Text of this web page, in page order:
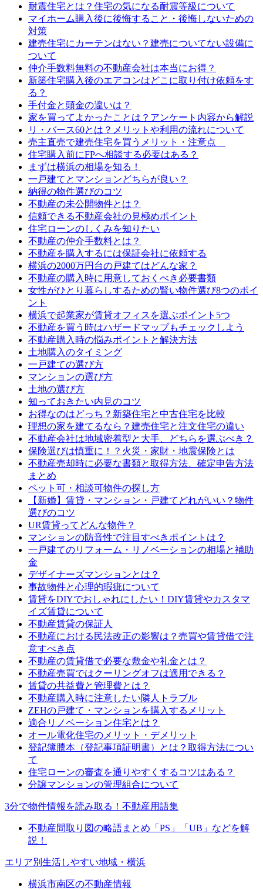
耐震住宅とは？住宅の気になる耐震等級について
マイホーム購入後に後悔すること・後悔しないための
対策
建売住宅にカーテンはない？建売についてない設備に
ついて
仲介手数料無料の不動産会社は本当にお得？
新築住宅購入後のエアコンはどこに取り付け依頼をす
る？
手付金と頭金の違いは？
家を買ってよかったことは？アンケート内容から解説
リ・バース60とは？メリットや利用の流れについて
売主直売で建売住宅を買うメリット・注意点
住宅購入前にFPへ相談する必要はある？
まずは横浜の相場を知る！
一戸建てとマンションどちらが良い？
納得の物件選びのコツ
不動産の未公開物件とは？
信頼できる不動産会社の見極めポイント
住宅ローンのしくみを知りたい
不動産の仲介手数料とは？
不動産を購入するには保証会社に依頼する
横浜の2000万円台の戸建てはどんな家？
不動産の購入時に用意しておくべき必要書類
女性がひとり暮らしするための賢い物件選び8つのポイ
ント
横浜で起業家が賃貸オフィスを選ぶポイント5つ
不動産を買う時はハザードマップもチェックしよう
不動産購入時の悩みポイントと解決方法
土地購入のタイミング
一戸建ての選び方
マンションの選び方
土地の選び方
知っておきたい内見のコツ
お得なのはどっち？新築住宅と中古住宅を比較
理想の家を建てるなら？建売住宅と注文住宅の違い
不動産会社は地域密着型と大手、どちらを選ぶべき？
保険選びは慎重に！？火災・家財・地震保険とは
不動産売却時に必要な書類と取得方法、確定申告方法
まとめ
ペット可・相談可物件の探し方
【新婚】賃貸・マンション・戸建てどれがいい？物件
選びのコツ
UR賃貸ってどんな物件？
マンションの防音性で注目すべきポイントは？
一戸建てのリフォーム・リノベーションの相場と補助
金
デザイナーズマンションとは？
事故物件と心理的瑕疵について
賃貸をDIYでおしゃれにしたい！DIY賃貸やカスタマ
イズ賃貸について
不動産賃貸の保証人
不動産における民法改正の影響は？売買や賃貸借で注
意すべき点
不動産の賃貸借で必要な敷金や礼金とは？
不動産売買ではクーリングオフは適用できる？
賃貸の共益費と管理費とは？
不動産購入時に注意したい隣人トラブル
ZEHの戸建て・マンションを購入するメリット
適合リノベーション住宅とは？
オール電化住宅のメリット・デメリット
登記簿謄本（登記事項証明書）とは？取得方法につい
て
住宅ローンの審査を通りやすくするコツはある？
分譲マンションの管理組合について
3分で物件情報を読み取る！不動産用語集
不動産間取り図の略語まとめ「PS」「UB」などを解
説！
エリア別生活しやすい地域・横浜
横浜市南区の不動産情報